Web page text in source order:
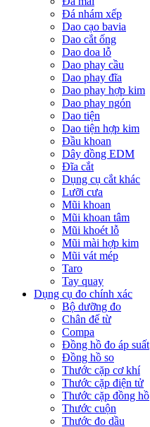
Đá nhám xếp
Dao cạo bavia
Dao cắt ống
Dao doa lỗ
Dao phay cầu
Dao phay đĩa
Dao phay hợp kim
Dao phay ngón
Dao tiện
Dao tiện hợp kim
Đầu khoan
Dây đồng EDM
Đĩa cắt
Dụng cụ cắt khác
Lưỡi cưa
Mũi khoan
Mũi khoan tâm
Mũi khoét lỗ
Mũi mài hợp kim
Mũi vát mép
Taro
Tay quay
Dụng cụ đo chính xác
Bộ dưỡng đo
Chân đế từ
Compa
Đồng hồ đo áp suất
Đồng hồ so
Thước cặp cơ khí
Thước cặp điện tử
Thước cặp đồng hồ
Thước cuộn
Thước đo dầu